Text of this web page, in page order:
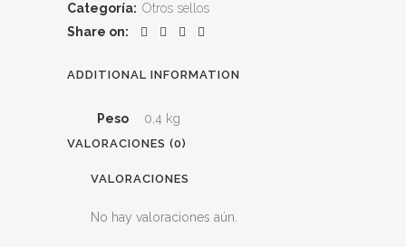
Sick"
Categoría: Otros sellos
Share on:
ADDITIONAL INFORMATION
Peso 0,4 kg
VALORACIONES (0)
VALORACIONES
No hay valoraciones aún.